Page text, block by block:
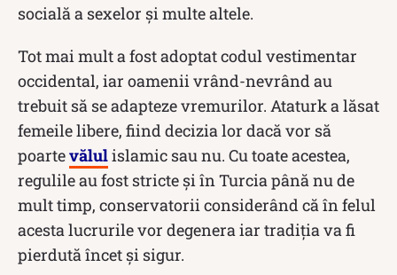
socială a sexelor și multe altele.
Tot mai mult a fost adoptat codul vestimentar
occidental, iar oamenii vrând-nevrând au
trebuit să se adapteze vremurilor. Ataturk a lăsat
femeile libere, fiind decizia lor dacă vor să
poartevălulislamic sau nu. Cu toate acestea,
regulile au fost stricte și în Turcia până nu de
mult timp, conservatorii considerând că în felul
acesta lucrurile vor degenera iar tradiția va fi
pierdută încet și sigur.